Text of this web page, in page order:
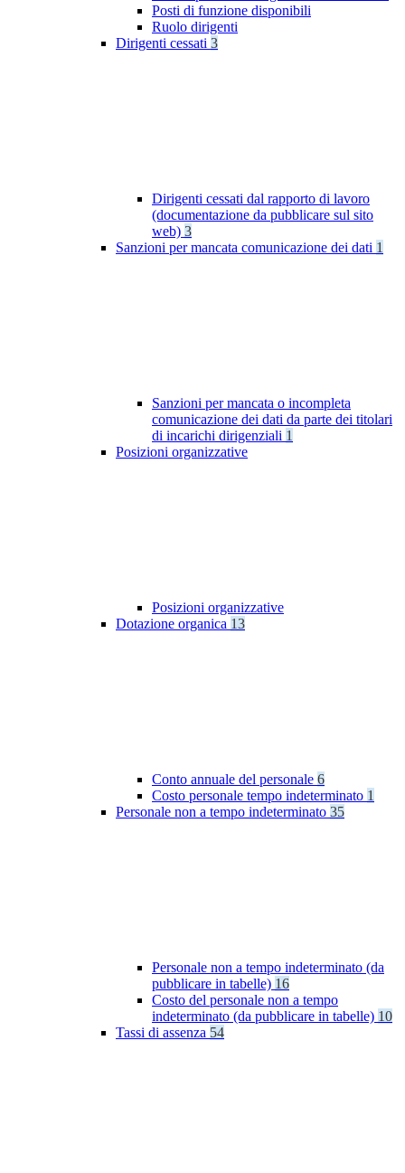
Posti di funzione disponibili
Ruolo dirigenti
Dirigenti cessati 3
Dirigenti cessati dal rapporto di lavoro
(documentazione da pubblicare sul sito
web) 3
Sanzioni per mancata comunicazione dei dati 1
Sanzioni per mancata o incompleta
comunicazione dei dati da parte dei titolari
di incarichi dirigenziali 1
Posizioni organizzative
Posizioni organizzative
Dotazione organica 13
Conto annuale del personale 6
Costo personale tempo indeterminato 1
Personale non a tempo indeterminato 35
Personale non a tempo indeterminato (da
pubblicare in tabelle) 16
Costo del personale non a tempo
indeterminato (da pubblicare in tabelle) 10
Tassi di assenza 54